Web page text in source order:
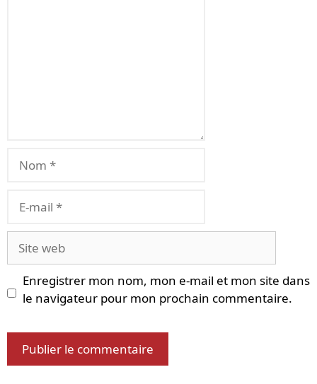
mail
web
Enregistrer mon nom, mon e-mail et mon site dans
le navigateur pour mon prochain commentaire.